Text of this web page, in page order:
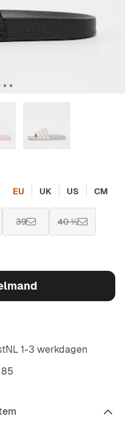
EU UK US CM
39 40 ½
1-3 werkdagen